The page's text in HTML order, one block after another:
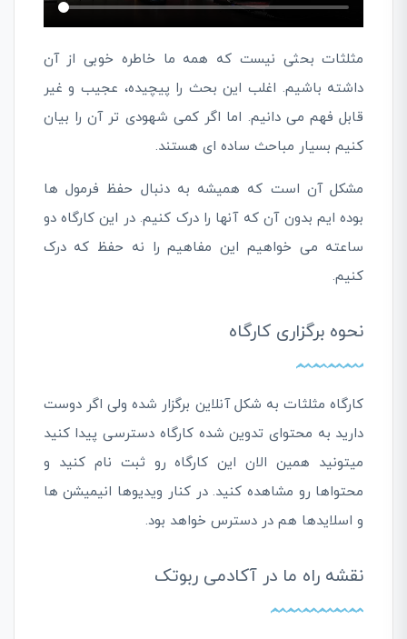
مثلثات بحثی نیست که همه ما خاطره خوبی از آن
داشته باشیم. اغلب این بحث را پیچیده، عجیب و غیر
قابل فهم می دانیم. اما اگر کمی شهودی تر آن را بیان
کنیم بسیار مباحث ساده ای هستند.
مشکل آن است که همیشه به دنبال حفظ فرمول ها
بوده ایم بدون آن که آنها را درک کنیم. در این کارگاه دو
ساعته می خواهیم این مفاهیم را نه حفظ که درک
کنیم.
نحوه برگزاری کارگاه
کارگاه مثلثات به شکل آنلاین برگزار شده ولی اگر دوست
دارید به محتوای تدوین شده کارگاه دسترسی پیدا کنید
میتونید همین الان این کارگاه رو ثبت نام کنید و
محتواها رو مشاهده کنید. در کنار ویدیوها انیمیشن ها
و اسلایدها هم در دسترس خواهد بود.
نقشه راه ما در آکادمی ربوتک